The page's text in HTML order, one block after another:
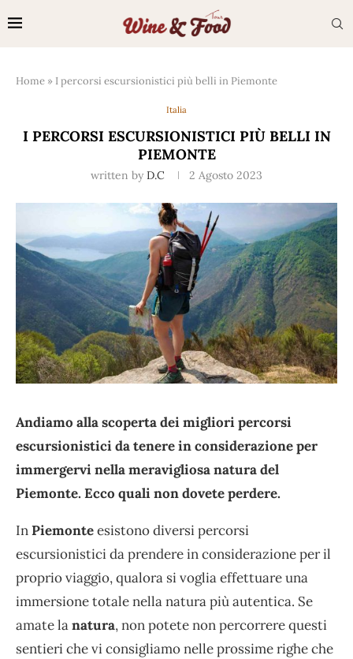
Home » I percorsi escursionistici più belli in Piemonte
Italia
I PERCORSI ESCURSIONISTICI PIÙ BELLI IN
PIEMONTE
written by D.C 2 Agosto 2023
Andiamo alla scoperta dei migliori percorsi
escursionistici da tenere in considerazione per
immergervi nella meravigliosa natura del
Piemonte. Ecco quali non dovete perdere.
InPiemonteesistono diversi percorsi
escursionistici da prendere in considerazione per il
proprio viaggio, qualora si voglia effettuare una
immersione totale nella natura più autentica. Se
amate lanatura, non potete non percorrere questi
sentieri che vi consigliamo nelle prossime righe che